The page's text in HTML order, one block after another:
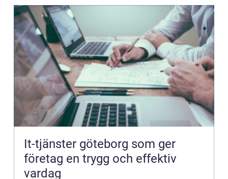
It-tjänster göteborg som ger
företag en trygg och effektiv
vardag